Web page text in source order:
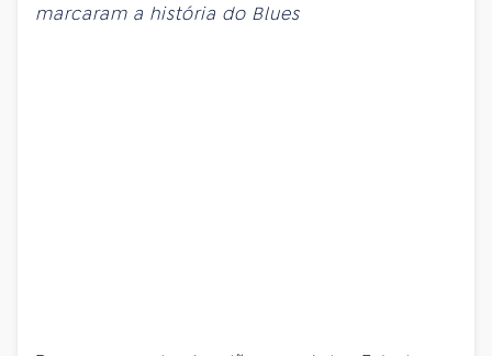
marcaram a história do Blues